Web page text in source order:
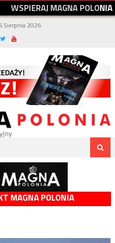
WSPIERAJMAGNAPOLONIA
Sierpnia 2026
MAGNA POLONIA